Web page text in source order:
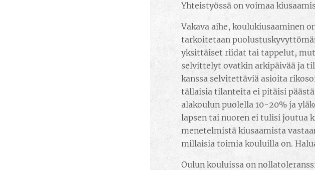
Yhteistyössä on voimaa
Vakava aihe, koulukiusaaminen
tarkoitetaan
yksittäiset riidat tai tappelut,
selvittelyt ovatkin arkipäivää ja
kanssa selvitettäviä asioita
tällaisia tilanteita ei pitäisi
alakoulun puolella 10-20% ja
lapsen tai nuoren ei tulisi joutua
menetelmistä kiusaamista
millaisia toimia kouluilla on.
Oulun kouluissa on